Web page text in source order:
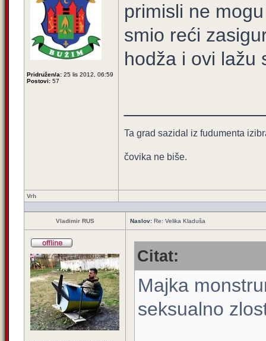
Pridružen/a: 25 lis 2012, 06:59
Postovi: 57
primisli ne
smio reći
hodža i ovi lažu
Ta grad sazidal iz fudumenta
čovika ne biše.
Vrh
Vladimir RUS Naslov: Re: Velika Kladuša
Citat:
Majka
seksualno